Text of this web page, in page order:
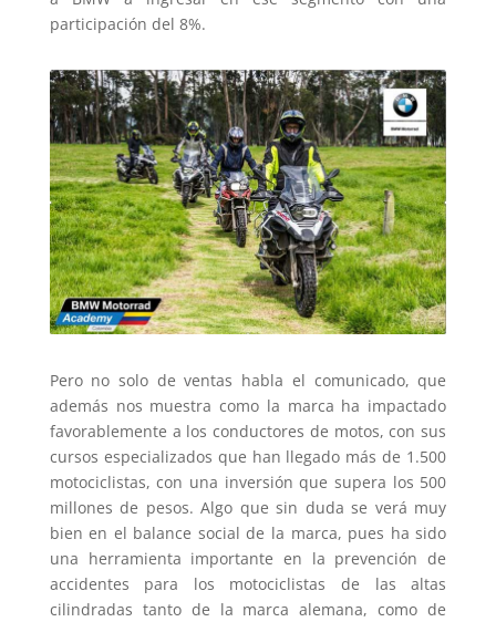
participación del 8%.
Pero no solo de ventas habla el comunicado, que
además nos muestra como la marca ha impactado
favorablemente a los conductores de motos, con sus
cursos especializados que han llegado más de 1.500
motociclistas, con una inversión que supera los 500
millones de pesos. Algo que sin duda se verá muy
bien en el balance social de la marca, pues ha sido
una herramienta importante en la prevención de
accidentes para los motociclistas de las altas
cilindradas tanto de la marca alemana, como de